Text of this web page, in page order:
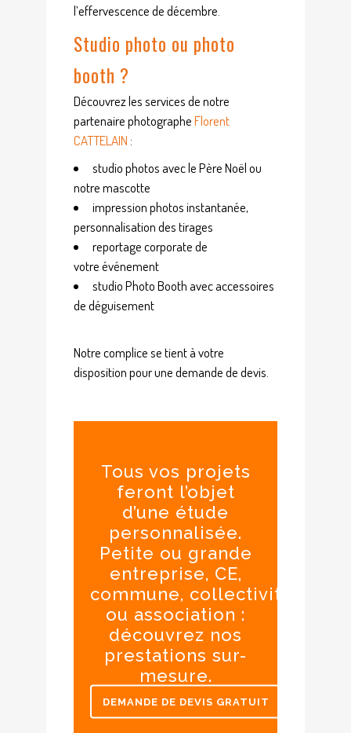
l’effervescence de décembre.
Studio photo ou photo
booth ?
Découvrez les services de notre
partenaire photographeFlorent
CATTELAIN :
studio photos avec le Père Noël ou
notre mascotte
impression photos instantanée,
personnalisation des tirages
reportage corporate de
votre événement
studio Photo Booth avec accessoires
de déguisement
Notre complice se tient à votre
disposition pour une demande de devis.
Tous vos projets
feront l’objet
d’une étude
personnalisée.
Petite ou grande
entreprise, CE,
commune, collectivité
ou association :
découvrez nos
prestations sur-
mesure.
DEMANDE DE DEVIS GRATUIT